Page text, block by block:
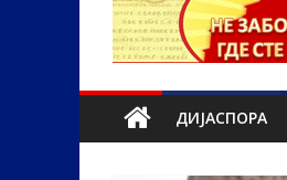
ДИЈАСПОРА